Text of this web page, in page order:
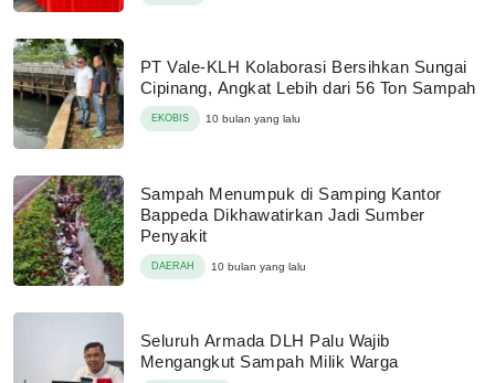
PT Vale-KLH Kolaborasi Bersihkan Sungai
Cipinang, Angkat Lebih dari 56 Ton Sampah
EKOBIS 10 bulan yang lalu
Sampah Menumpuk di Samping Kantor
Bappeda Dikhawatirkan Jadi Sumber
Penyakit
DAERAH 10 bulan yang lalu
Seluruh Armada DLH Palu Wajib
Mengangkut Sampah Milik Warga